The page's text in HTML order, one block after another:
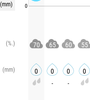
(mm)
(%.)
(mm)
0
70 65 60 55
0 0 0 0
- -